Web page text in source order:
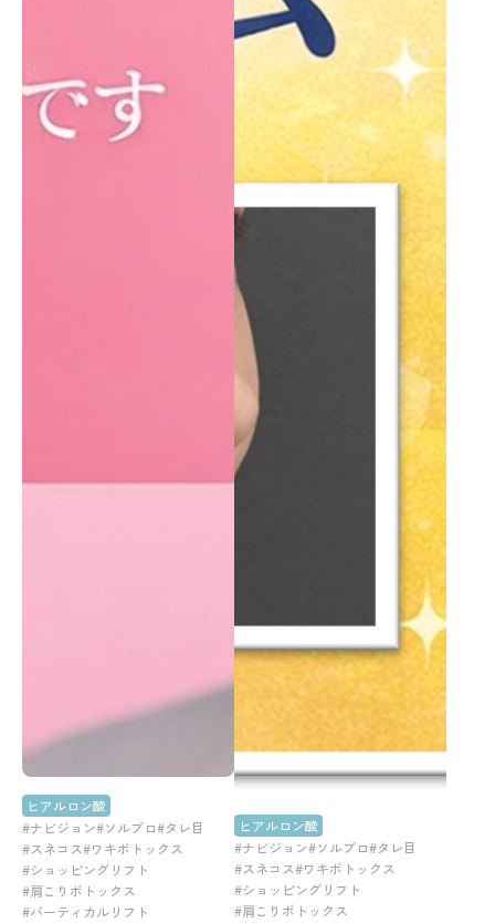
ヒアルロン酸
#ナビジョン#ソルプロ#タレ目
#スネコス#ワキボトックス
#ショッピングリフト
#肩こりボトックス
#バーティカルリフト
ヒアルロン酸
#ナビジョン#ソルプロ#タレ目
#スネコス#ワキボトックス
#ショッピングリフト
#肩こりボトックス